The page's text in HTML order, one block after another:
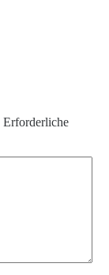
Erforderliche